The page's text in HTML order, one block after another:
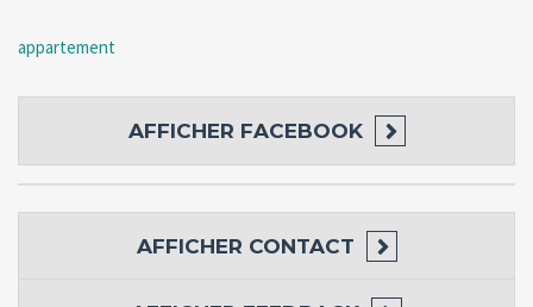
appartement
AFFICHER FACEBOOK
AFFICHER CONTACT